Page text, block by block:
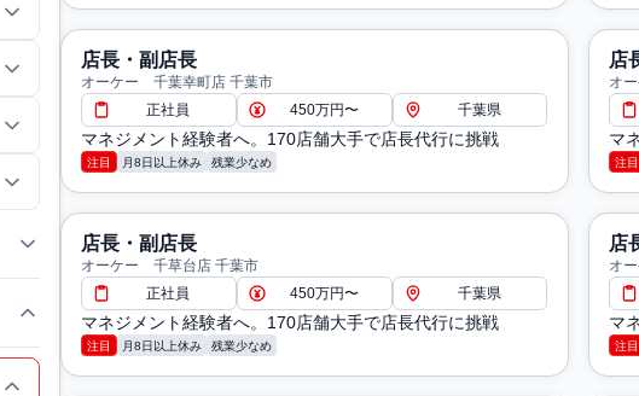
店長・副店長
オーケー 千葉幸町店 千葉市
正社員
450万円〜 千葉県
マネジメント経験者へ。170店舗大手で店長代行に挑戦
注目 月8日以上休み 残業少なめ
店
オ
マ
注目
店長・副店長
オーケー 千草台店 千葉市
正社員
450万円〜 千葉県
マネジメント経験者へ。170店舗大手で店長代行に挑戦
注目 月8日以上休み 残業少なめ
店
オ
マ
注目